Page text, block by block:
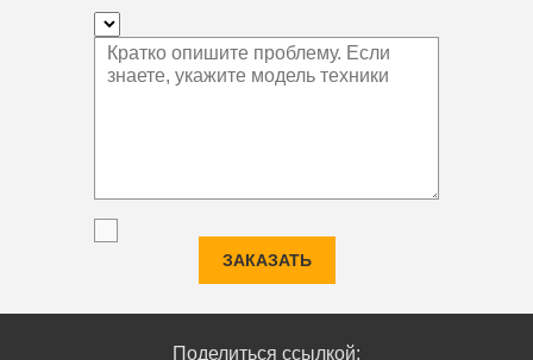
ЗАКАЗАТЬ
Поделиться ссылкой: